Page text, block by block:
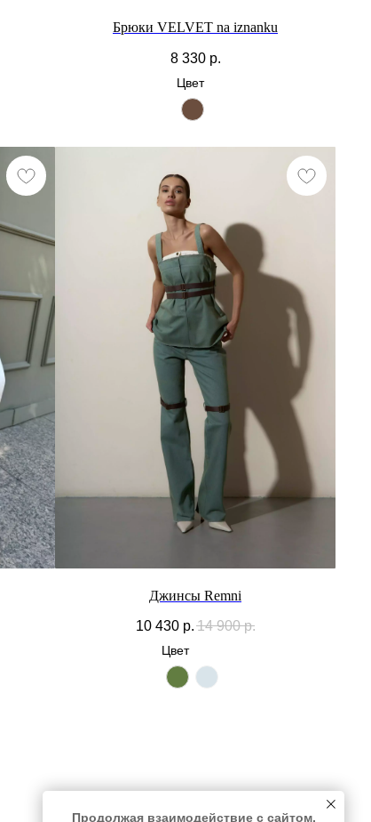
Продолжая взаимодействие с сайтом,
Брюки VELVET na iznanku
8 330 р.
Цвет
Джинсы Remni
10 430 р. 14 900 р.
Цвет